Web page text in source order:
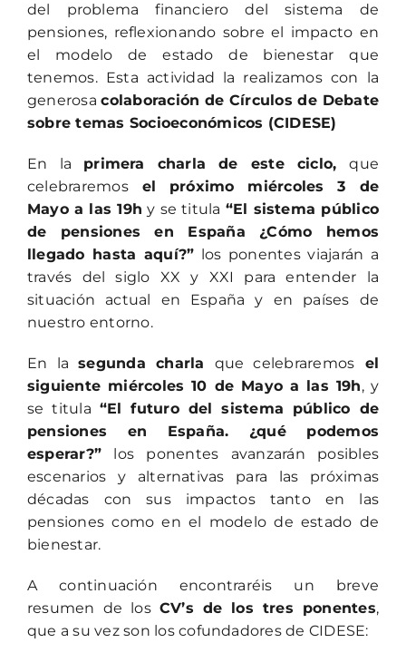
del problema financiero del sistema de
pensiones, reflexionando sobre el impacto en
el modelo de estado de bienestar que
tenemos. Esta actividad la realizamos con la
generosacolaboración de Círculos de Debate
sobre temas Socioeconómicos (CIDESE)
En la primera charla de este ciclo,que
celebraremosel próximo miércoles 3 de
Mayo a las 19h y se titula “El sistema público
de pensiones en España ¿Cómo hemos
llegado hasta aquí?” los ponentes viajarán a
través del siglo XX y XXI para entender la
situación actual en España y en países de
nuestro entorno.
En lasegunda charla que celebraremos el
siguiente miércoles 10 de Mayo a las 19h, y
se titula “El futuro del sistema público de
pensiones en España. ¿qué podemos
esperar?” los ponentes avanzarán posibles
escenarios y alternativas para las próximas
décadas con sus impactos tanto en las
pensiones como en el modelo de estado de
bienestar.
A continuación encontraréis un breve
resumen de los CV’s de los tres ponentes,
que a su vez son los cofundadores de CIDESE: